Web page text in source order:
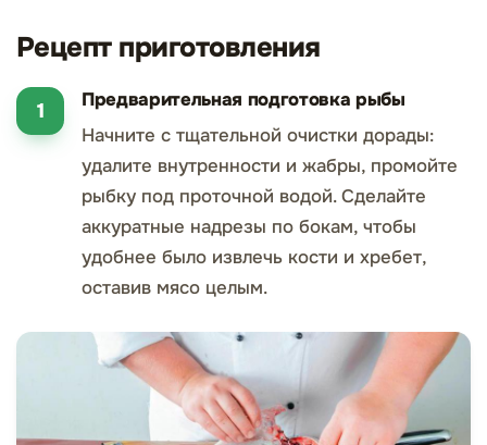
Рецепт приготовления
Предварительная подготовка рыбы
Начните с тщательной очистки дорады:
удалите внутренности и жабры, промойте
рыбку под проточной водой. Сделайте
аккуратные надрезы по бокам, чтобы
удобнее было извлечь кости и хребет,
оставив мясо целым.